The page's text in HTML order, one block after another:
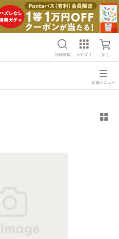
詳細検索 カテゴリ かご
店舗メニュー